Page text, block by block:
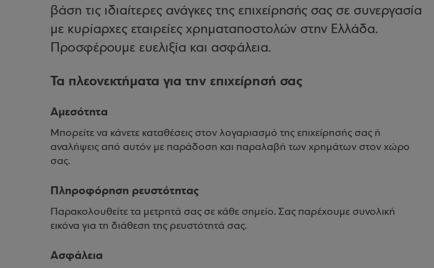
βάση τις ιδιαίτερες ανάγκες της επιχείρησής σας σε συνεργασία
με κυρίαρχες εταιρείες χρηματαποστολών στην Ελλάδα.
Προσφέρουμε ευελιξία και ασφάλεια.
Τα πλεονεκτήματα για την επιχείρησή σας
Αμεσότητα
Μπορείτε να κάνετε καταθέσεις στον λογαριασμό της επιχείρησής σας ή
αναλήψεις από αυτόν με παράδοση και παραλαβή των χρημάτων στον χώρο
σας.
Πληροφόρηση ρευστότητας
Παρακολουθείτε τα μετρητά σας σε κάθε σημείο. Σας παρέχουμε συνολική
εικόνα για τη διάθεση της ρευστότητά σας.
Ασφάλεια